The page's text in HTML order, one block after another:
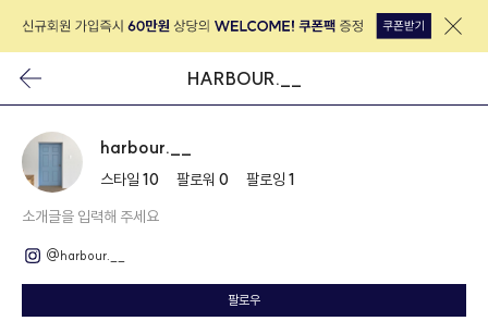
HARBOUR.__
harbour.__
스타일 10 팔로워 0 팔로잉 1
소개글을 입력해 주세요
@harbour.__
팔로우